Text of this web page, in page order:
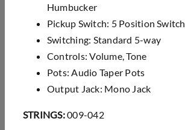
Humbucker
Pickup Switch: 5 Position Switch
Switching: Standard 5-way
Controls: Volume, Tone
Pots: Audio Taper Pots
Output Jack: Mono Jack
STRINGS:009-042